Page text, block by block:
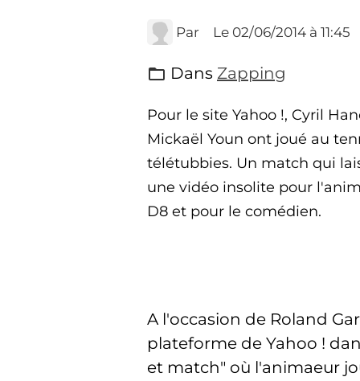
Par Le 02/06/2014 à 11:45
Dans Zapping
Pour le site Yahoo !, Cyril
Mickaël Youn ont joué au
télétubbies. Un match qui
une vidéo insolite pour
D8 et pour le comédien.
A l'occasion de Roland
plateforme de Yahoo !
et match" où l'animaeur